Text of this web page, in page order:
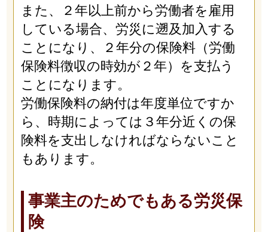
また、２年以上前から労働者を雇用
している場合、労災に遡及加入する
ことになり、２年分の保険料（労働
保険料徴収の時効が２年）を支払う
ことになります。
労働保険料の納付は年度単位ですか
ら、時期によっては３年分近くの保
険料を支出しなければならないこと
もあります。
事業主のためでもある労災保
険